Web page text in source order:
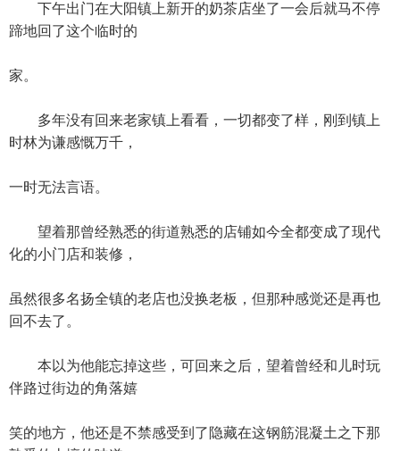
下午出门在大阳镇上新开的奶茶店坐了一会后就马不停
蹄地回了这个临时的
家。
多年没有回来老家镇上看看，一切都变了样，刚到镇上
时林为谦感慨万千，
一时无法言语。
望着那曾经熟悉的街道熟悉的店铺如今全都变成了现代
化的小门店和装修，
虽然很多名扬全镇的老店也没换老板，但那种感觉还是再也
回不去了。
本以为他能忘掉这些，可回来之后，望着曾经和儿时玩
伴路过街边的角落嬉
笑的地方，他还是不禁感受到了隐藏在这钢筋混凝土之下那